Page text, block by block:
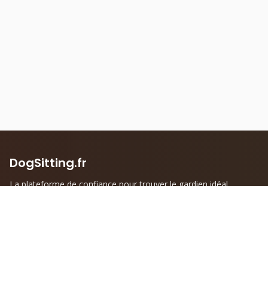
DogSitting.fr
La plateforme de confiance pour trouver le gardien idéal